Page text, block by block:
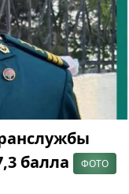
балла
ФОТО